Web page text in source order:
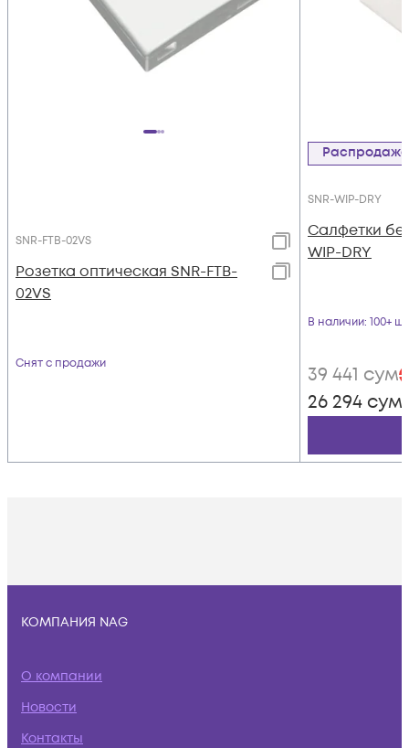
SNR-FTB-02VS
Розетка оптическая SNR-FTB-
02VS
Снят с продажи
Распродажа
SNR-WIP-DRY
Салфетки
WIP-DRY
В наличии: 100+ шт
39 441 сум-
26 294 сум
КОМПАНИЯ NAG
О компании
Новости
Контакты